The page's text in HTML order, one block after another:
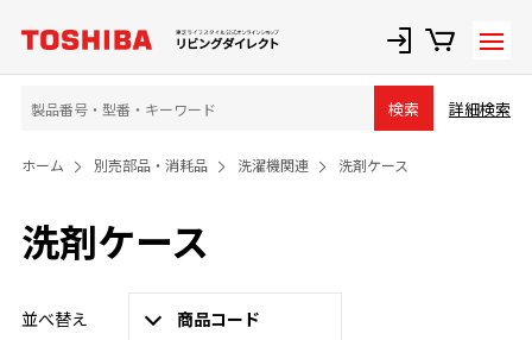
検索 詳細検索
ホーム 別売部品・消耗品 洗濯機関連 洗剤ケース
洗剤ケース
並べ替え 商品コード